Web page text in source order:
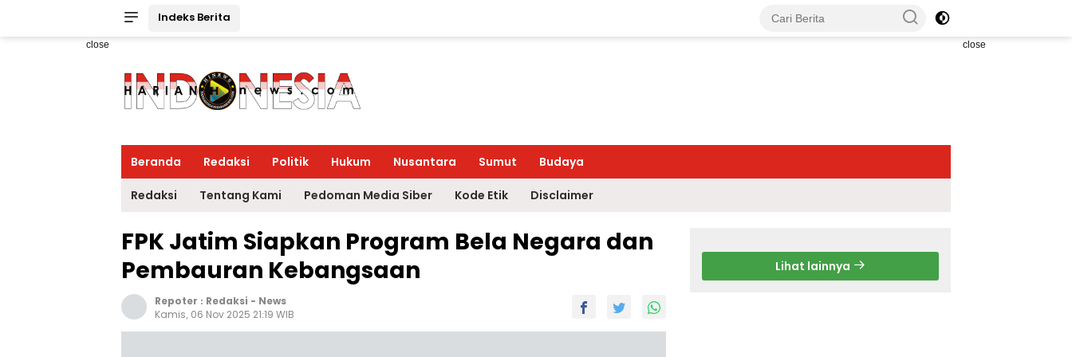
Indeks Berita
close close
Beranda Redaksi Politik Hukum Nusantara Sumut Budaya
Redaksi Tentang Kami Pedoman Media Siber Kode Etik Disclaimer
FPK Jatim Siapkan Program Bela Negara dan
Pembauran Kebangsaan
Repoter : Redaksi - News
Kamis, 06 Nov 2025 21:19 WIB
Lihat lainnya